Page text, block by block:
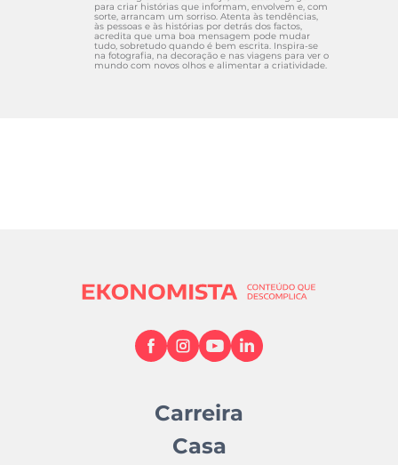
para criar histórias que informam, envolvem e, com
sorte, arrancam um sorriso. Atenta às tendências,
às pessoas e às histórias por detrás dos factos,
acredita que uma boa mensagem pode mudar
tudo, sobretudo quando é bem escrita. Inspira-se
na fotografia, na decoração e nas viagens para ver o
mundo com novos olhos e alimentar a criatividade.
Carreira
Casa